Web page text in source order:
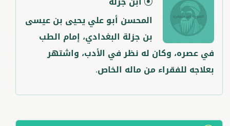
المحسن أبو علي يحيى بن عيسى
بن جزلة البغدادي، إمام الطب
في عصره، وكان له نظر في الأدب، واشتهر
بعلاجه للفقراء من ماله الخاص.